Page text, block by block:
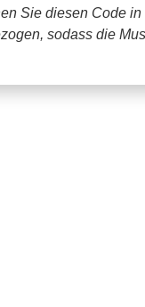
Sie diesen Code in
sodass die